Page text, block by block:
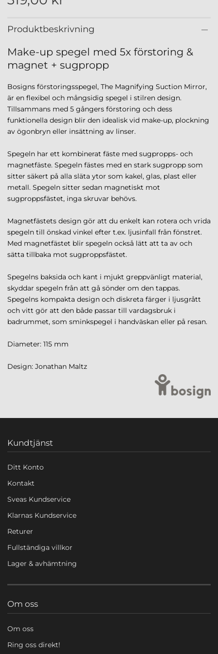
Produktbeskrivning
Make-up spegel med 5x förstoring &
magnet + sugpropp
Bosigns förstoringsspegel, The Magnifying Suction Mirror,
är en flexibel och mångsidig spegel i stilren design.
Tillsammans med 5 gångers förstoring och dess
funktionella design blir den idealisk vid make-up, plockning
av ögonbryn eller insättning av linser.
Spegeln har ett kombinerat fäste med sugpropps- och
magnetfäste. Spegeln fästes med en stark sugpropp som
sitter säkert på alla släta ytor som kakel, glas, plast eller
metall. Spegeln sitter sedan magnetiskt mot
sugproppsfästet, inga skruvar behövs.
Magnetfästets design gör att du enkelt kan rotera och vrida
spegeln till önskad vinkel efter t.ex. ljusinfall från fönstret.
Med magnetfästet blir spegeln också lätt att ta av och
sätta tillbaka mot sugproppsfästet.
Spegelns baksida och kant i mjukt greppvänligt material,
skyddar spegeln från att gå sönder om den tappas.
Spegelns kompakta design och diskreta färger i ljusgrått
och vitt gör att den både passar till vardagsbruk i
badrummet, som sminkspegel i handväskan eller på resan.
Diameter: 115 mm
Design: Jonathan Maltz
Kundtjänst
Ditt Konto
Kontakt
Sveas Kundservice
Klarnas Kundservice
Returer
Fullständiga villkor
Lager & avhämtning
Om oss
Om oss
Ring oss direkt!